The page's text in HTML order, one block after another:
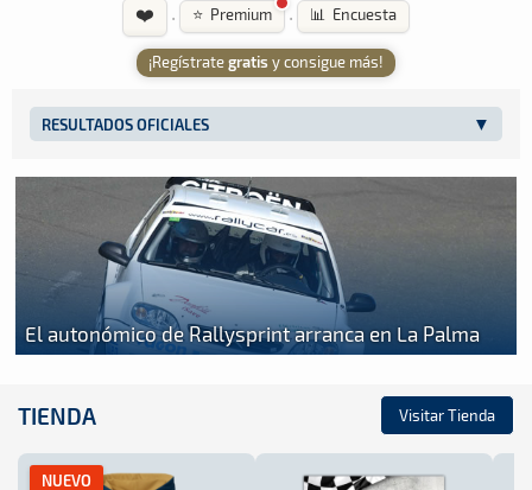
❤️ · ⭐ Premium · 📊 Encuesta
¡Regístrategratis y consigue más!
RESULTADOS OFICIALES
El autonómico de Rallysprint arranca en La Palma
TIENDA Visitar Tienda
NUEVO